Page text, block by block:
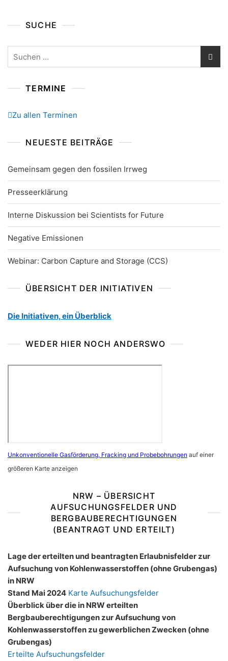
SUCHE
TERMINE
Zu allen Terminen
NEUESTE BEITRÄGE
Gemeinsam gegen den fossilen Irrweg
Presseerklärung
Interne Diskussion bei Scientists for Future
Negative Emissionen
Webinar: Carbon Capture and Storage (CCS)
ÜBERSICHT DER INITIATIVEN
Die Initiativen, ein Überblick
WEDER HIER NOCH ANDERSWO
Unkonventionelle Gasförderung, Fracking und Probebohrungen auf einer
größeren Karte anzeigen
NRW – ÜBERSICHT
AUFSUCHUNGSFELDER UND
BERGBAUBERECHTIGUNGEN
(BEANTRAGT UND ERTEILT)
Lage der erteilten und beantragten Erlaubnisfelder zur
Aufsuchung von Kohlenwasserstoffen (ohne Grubengas)
in NRW
Stand Mai 2024 Karte Aufsuchungsfelder
Überblick über die in NRW erteilten
Bergbauberechtigungen zur Aufsuchung von
Kohlenwasserstoffen zu gewerblichen Zwecken (ohne
Grubengas)
Erteilte Aufsuchungsfelder